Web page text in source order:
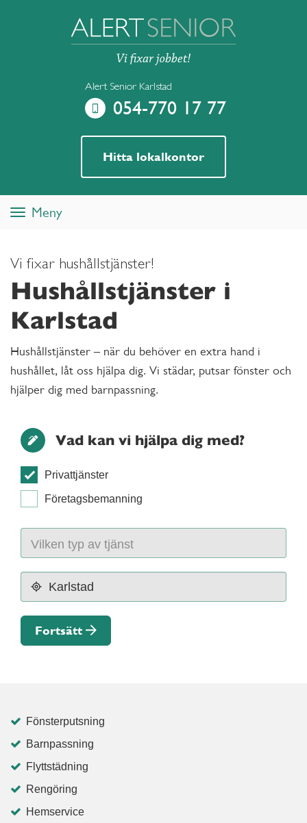
Alert Senior Karlstad
054-770 17 77
Hitta lokalkontor
ToggleMeny
Vi fixar hushållstjänster!
Hushållstjänster i
Karlstad
Hushållstjänster – när du behöver en extra hand i
hushållet, låt oss hjälpa dig. Vi städar, putsar fönster och
hjälper dig med barnpassning.
Vad kan vi hjälpa dig med?
Privattjänster
Företagsbemanning
Fortsätt
Fönsterputsning
Barnpassning
Flyttstädning
Rengöring
Hemservice